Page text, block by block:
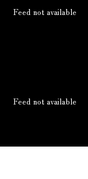
Feed not available
Feed not available